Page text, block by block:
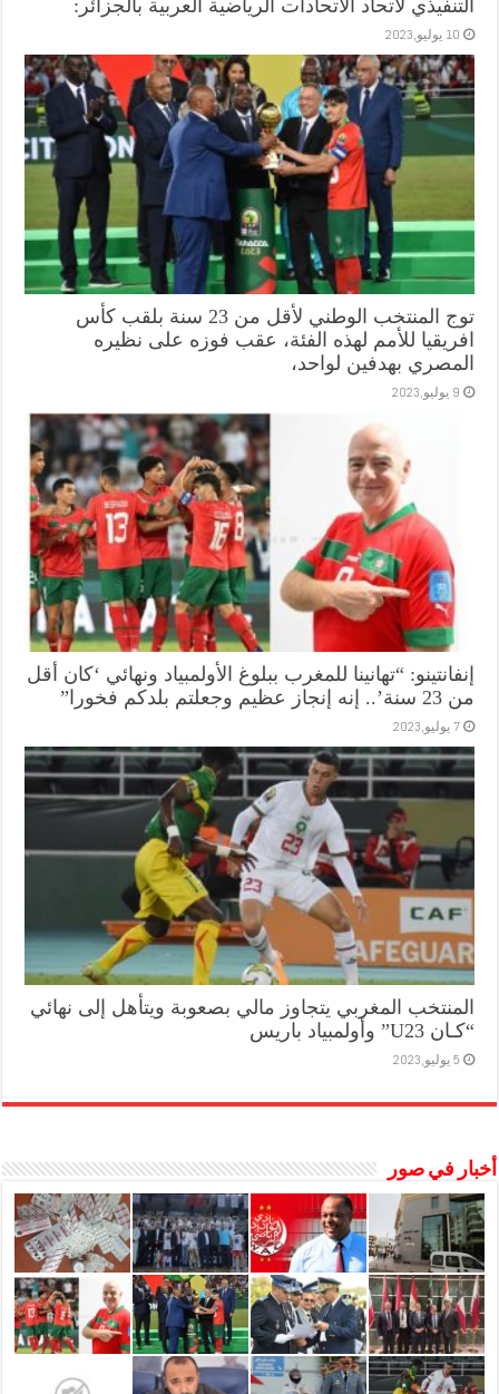
التنفيذي لاتحاد الاتحادات الرياضية العربية بالجزائر:
10 يوليو,2023
توج المنتخب الوطني لأقل من 23 سنة بلقب كأس
افريقيا للأمم لهذه الفئة، عقب فوزه على نظيره
المصري بهدفين لواحد،
9 يوليو,2023
إنفانتينو: “تهانينا للمغرب ببلوغ الأولمبياد ونهائي ‘كان أقل
من 23 سنة’.. إنه إنجاز عظيم وجعلتم بلدكم فخورا”
7 يوليو,2023
المنتخب المغربي يتجاوز مالي بصعوبة ويتأهل إلى نهائي
“كـان U23” وأولمبياد باريس
5 يوليو,2023
أخبار في صور